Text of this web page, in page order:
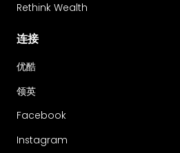
Rethink Wealth
连接
优酷
领英
Facebook
Instagram